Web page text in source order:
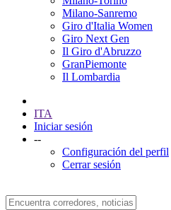
Milano-Sanremo
Giro d'Italia Women
Giro Next Gen
Il Giro d'Abruzzo
GranPiemonte
Il Lombardia
ITA
Iniciar sesión
--
Configuración del perfil
Cerrar sesión